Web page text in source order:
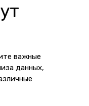
важные
данных,